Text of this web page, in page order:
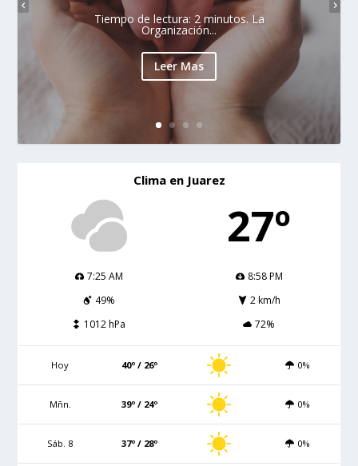
Tiempo de lectura: 2 minutos. La
Organización...
Leer Mas
Clima en Juarez
27º
7:25 AM
8:58 PM
49%
2 km/h
1012 hPa
72%
Hoy 40º / 26º 0%
Mñn. 39º / 24º 0%
Sáb. 8 37º / 28º 0%